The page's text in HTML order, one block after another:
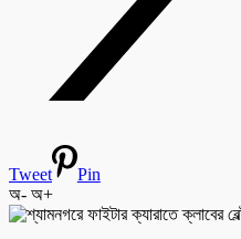
Tweet
Pin
অ- অ+